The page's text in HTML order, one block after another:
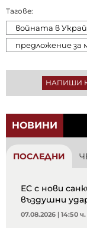
Тагове:
войната в
предложение за
НАПИШИ
НОВИНИ
ПОСЛЕДНИ
ЕС с нови
въздушни
07.08.2026 | 14:50 ч.